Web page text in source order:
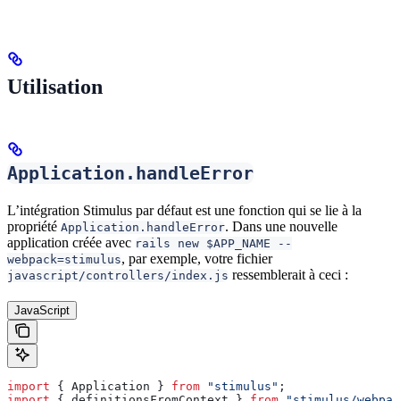
Utilisation
Application.handleError
L’intégration Stimulus par défaut est une fonction qui se lie à la
propriété Application.handleError. Dans une nouvelle
application créée avec rails new $APP_NAME --
webpack=stimulus, par exemple, votre fichier
javascript/controllers/index.js ressemblerait à ceci :
JavaScript
import { Application } from "stimulus" ;